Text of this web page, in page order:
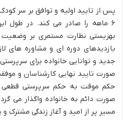
پس از تایید اولیه و توافق بر سر
۶ ماهه را صادر می کند. در طول
بهزیستی نظارت مستمری بر وضعیت
بازدیدهای دوره ای و مشاوره های
جدید و توانایی خانواده برای
صورت تایید نهایی کارشناسان و
حکم موقت به حکم سرپرستی
صورت دائم به خانواده واگذار می
مسیر پر از امید و آغاز زندگی مشترک